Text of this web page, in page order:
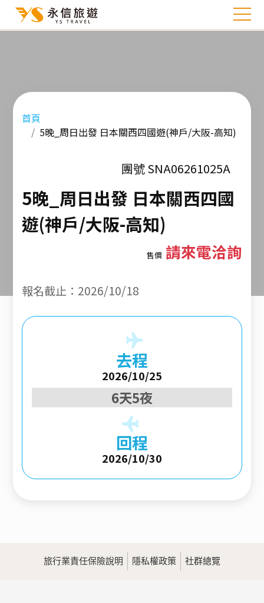
首頁
5晚_周日出發 日本關西四國遊(神戶/大阪-高知)
團號 SNA06261025A
5晚_周日出發 日本關西四國
遊(神戶/大阪-高知)
售價請來電洽詢
報名截止：2026/10/18
去程
2026/10/25
6天5夜
回程
2026/10/30
旅行業責任保險說明 隱私權政策 社群總覽